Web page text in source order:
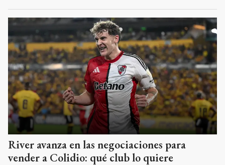
River avanza en las negociaciones para
vender a Colidio: qué club lo quiere